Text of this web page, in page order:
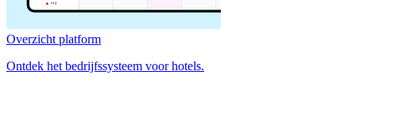
Overzicht platform
Ontdek het bedrijfssysteem voor hotels.